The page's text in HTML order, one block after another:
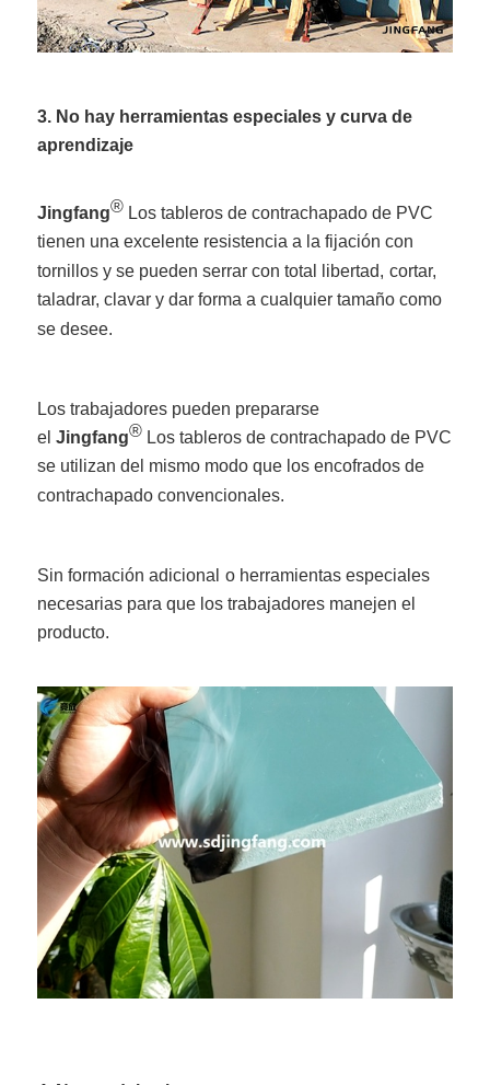
3. No hay herramientas especiales y curva de
aprendizaje
Jingfang® Los tableros de contrachapado de PVC
tienen una excelente resistencia a la fijación con
tornillos y se pueden serrar con total libertad, cortar,
taladrar, clavar y dar forma a cualquier tamaño como
se desee.
Los trabajadores pueden prepararse
elJingfang® Los tableros de contrachapado de PVC
se utilizan del mismo modo que los encofrados de
contrachapado convencionales.
Sin formación adicional o herramientas especiales
necesarias para que los trabajadores manejen el
producto.